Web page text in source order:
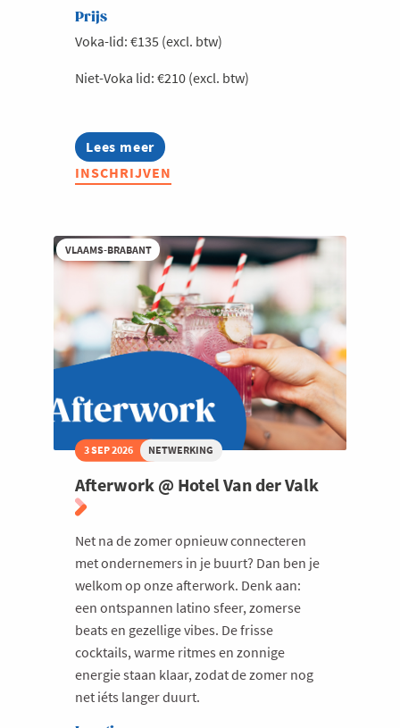
Prijs
Voka-lid: €135 (excl. btw)
Niet-Voka lid: €210 (excl. btw)
Lees meer
about
Exclusieve
lunch
Moors,
Permanent
Vertegenwoordiger
België
de
Europese
INSCHRIJVEN
VLAAMS-BRABANT
3 SEP 2026 NETWERKING
Afterwork @ Hotel Van der Valk
Net na de zomer opnieuw connecteren
met ondernemers in je buurt? Dan ben je
welkom op onze afterwork. Denk aan:
een ontspannen latino sfeer, zomerse
beats en gezellige vibes. De frisse
cocktails, warme ritmes en zonnige
energie staan klaar, zodat de zomer nog
net iéts langer duurt.